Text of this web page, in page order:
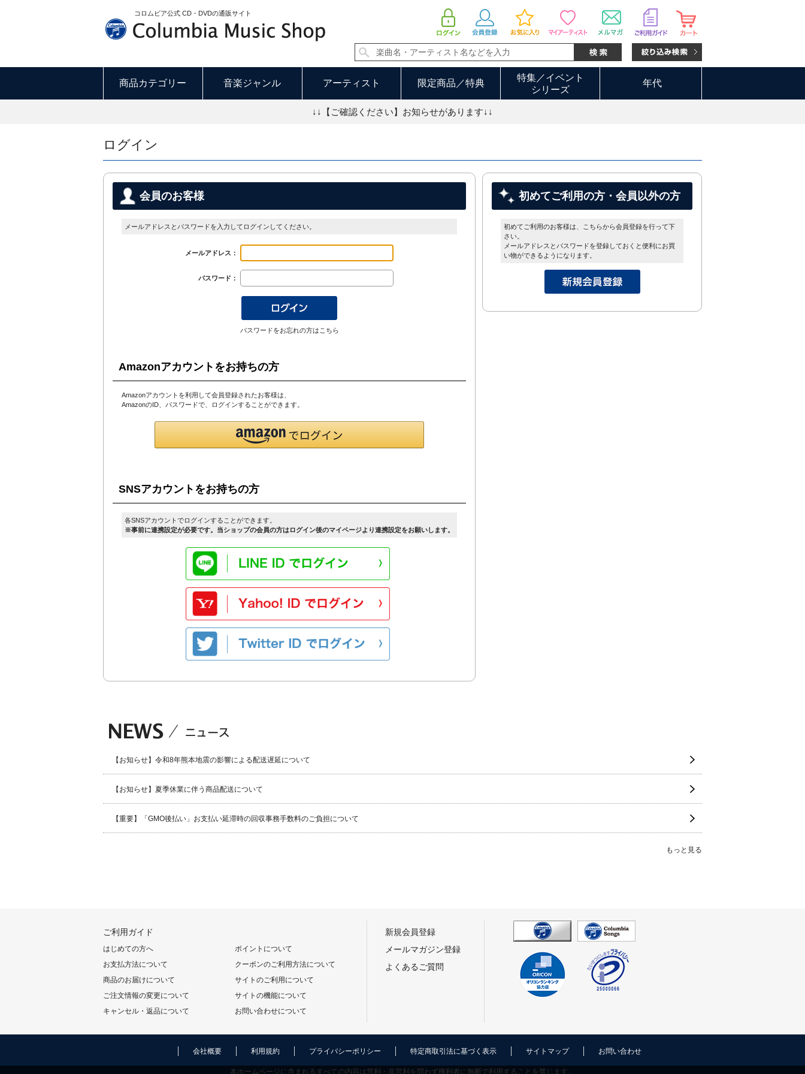
コロムビア公式 CD・DVDの通販サイト
商品カテゴリー 音楽ジャンル アーティスト 限定商品／特典
特集／イベント
シリーズ
年代
↓↓【ご確認ください】お知らせがあります↓↓
ログイン
会員のお客様
メールアドレスとパスワードを入力してログインしてください。
メールアドレス：
パスワード：
パスワードをお忘れの方はこちら
Amazonアカウントをお持ちの方
Amazonアカウントを利用して会員登録されたお客様は、
AmazonのID、パスワードで、ログインすることができます。
SNSアカウントをお持ちの方
各SNSアカウントでログインすることができます。
※事前に連携設定が必要です。当ショップの会員の方はログイン後のマイページより連携設定をお願いします。
初めてご利用の方・会員以外の方
初めてご利用のお客様は、こちらから会員登録を行って下
さい。
メールアドレスとパスワードを登録しておくと便利にお買
い物ができるようになります。
【お知らせ】令和8年熊本地震の影響による配送遅延について
【お知らせ】夏季休業に伴う商品配送について
【重要】「GMO後払い」お支払い延滞時の回収事務手数料のご負担について
もっと見る
ご利用ガイド
はじめての方へ
お支払方法について
商品のお届けについて
ご注文情報の変更について
キャンセル・返品について
ポイントについて
クーポンのご利用方法について
サイトのご利用について
サイトの機能について
お問い合わせについて
新規会員登録
メールマガジン登録
よくあるご質問
会社概要 利用規約 プライバシーポリシー 特定商取引法に基づく表示 サイトマップ お問い合わせ
本ホームページに含まれるすべての内容は営利・非営利を問わず権利者に無断で利用することを禁じます。